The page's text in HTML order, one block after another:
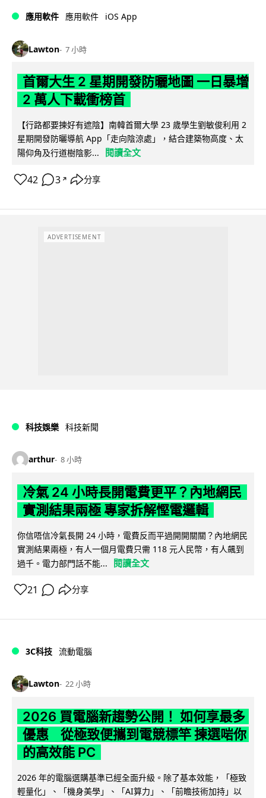
應用軟件 應用軟件 iOS App
Lawton 7 小時
首爾大生 2 星期開發防曬地圖 一日暴增
2 萬人下載衝榜首
【行路都要揀好有遮陰】南韓首爾大學 23 歲學生劉敏俊利用 2
星期開發防曬導航 App「走向陰涼處」，結合建築物高度、太
陽仰角及行道樹陰影...
閱讀全文
42 3 ↗ 分享
ADVERTISEMENT
科技娛樂 科技新聞
arthur 8 小時
冷氣 24 小時長開電費更平？內地網民
實測結果兩極 專家拆解慳電邏輯
你信唔信冷氣長開 24 小時，電費反而平過開開關關？內地網民
實測結果兩極，有人一個月電費只需 118 元人民幣，有人飆到
過千。電力部門話不能...
閱讀全文
21 分享
3C科技 流動電腦
Lawton 22 小時
2026 買電腦新趨勢公開！ 如何享最多
優惠 從極致便攜到電競標竿 揀選啱你
的高效能 PC
2026 年的電腦選購基準已經全面升級。除了基本效能，「極致
輕量化」、「機身美學」、「AI算力」、「前瞻技術加持」以